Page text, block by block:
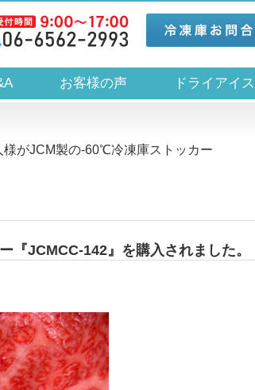
お客様の声 ドライア
様がJCM製の-60℃冷凍庫ストッカー
JCMCC-142』を購入されました。